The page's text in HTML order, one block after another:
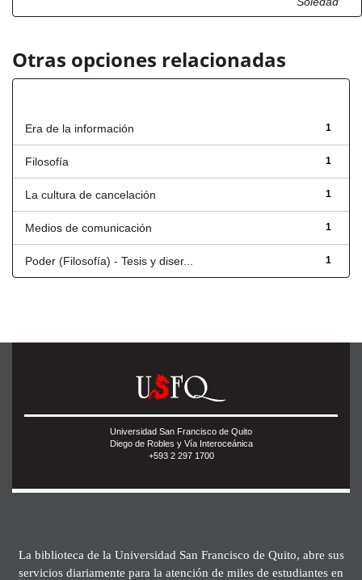
Otras opciones relacionadas
1
Era de la información
1
Filosofía
1
La cultura de cancelación
1
Medios de comunicación
1
Poder (Filosofía) - Tesis y diser...
Universidad San Francisco de Quito
Diego de Robles y Vía Interoceánica
+593 2 297 1700
La biblioteca de la Universidad San Francisco de Quito, abre sus
servicios diariamente para la atención de miles de estudiantes en